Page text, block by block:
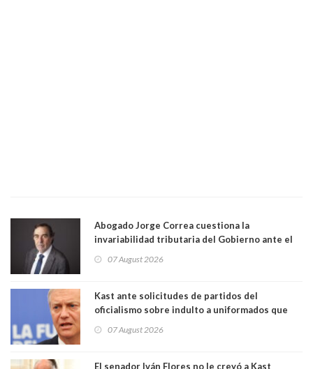
Abogado Jorge Correa cuestiona la
invariabilidad tributaria del Gobierno ante el
democracia” y "defendemos la alternancia en el
07 August 2026
Kast ante solicitudes de partidos del
oficialismo sobre indulto a uniformados que
07 August 2026
El senador Iván Flores no le creyó a Kast